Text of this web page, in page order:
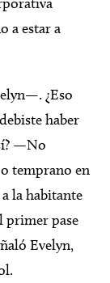
a estar a
¿Eso
haber
—No
temprano en
la habitante
primer pase
Evelyn,